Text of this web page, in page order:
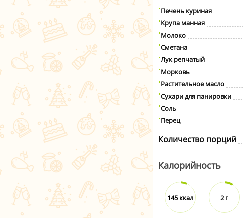
Печень куриная
Крупа манная
Молоко
Сметана
Лук репчатый
Морковь
Растительное масло
Сухари для панировки
Соль
Перец
Количество порций
Калорийность
145 ккал 2 г